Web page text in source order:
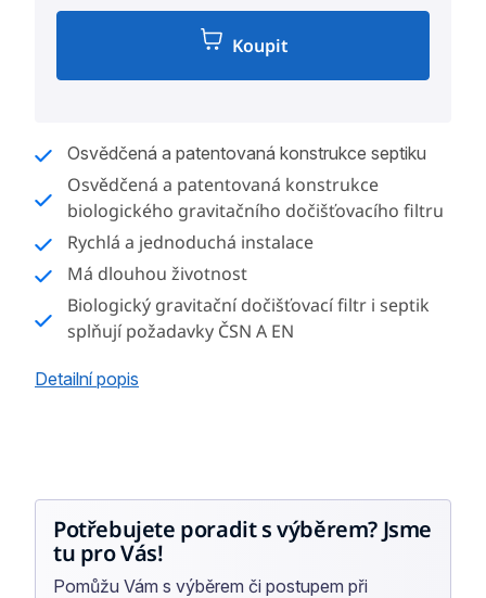
Koupit
Osvědčená a patentovaná konstrukce septiku
Osvědčená a patentovaná konstrukce
biologického gravitačního dočišťovacího filtru
Rychlá a jednoduchá instalace
Má dlouhou životnost
Biologický gravitační dočišťovací filtr i septik
splňují požadavky ČSN A EN
Detailní popis
Potřebujete poradit s výběrem? Jsme
tu pro Vás!
Pomůžu Vám s výběrem či postupem při